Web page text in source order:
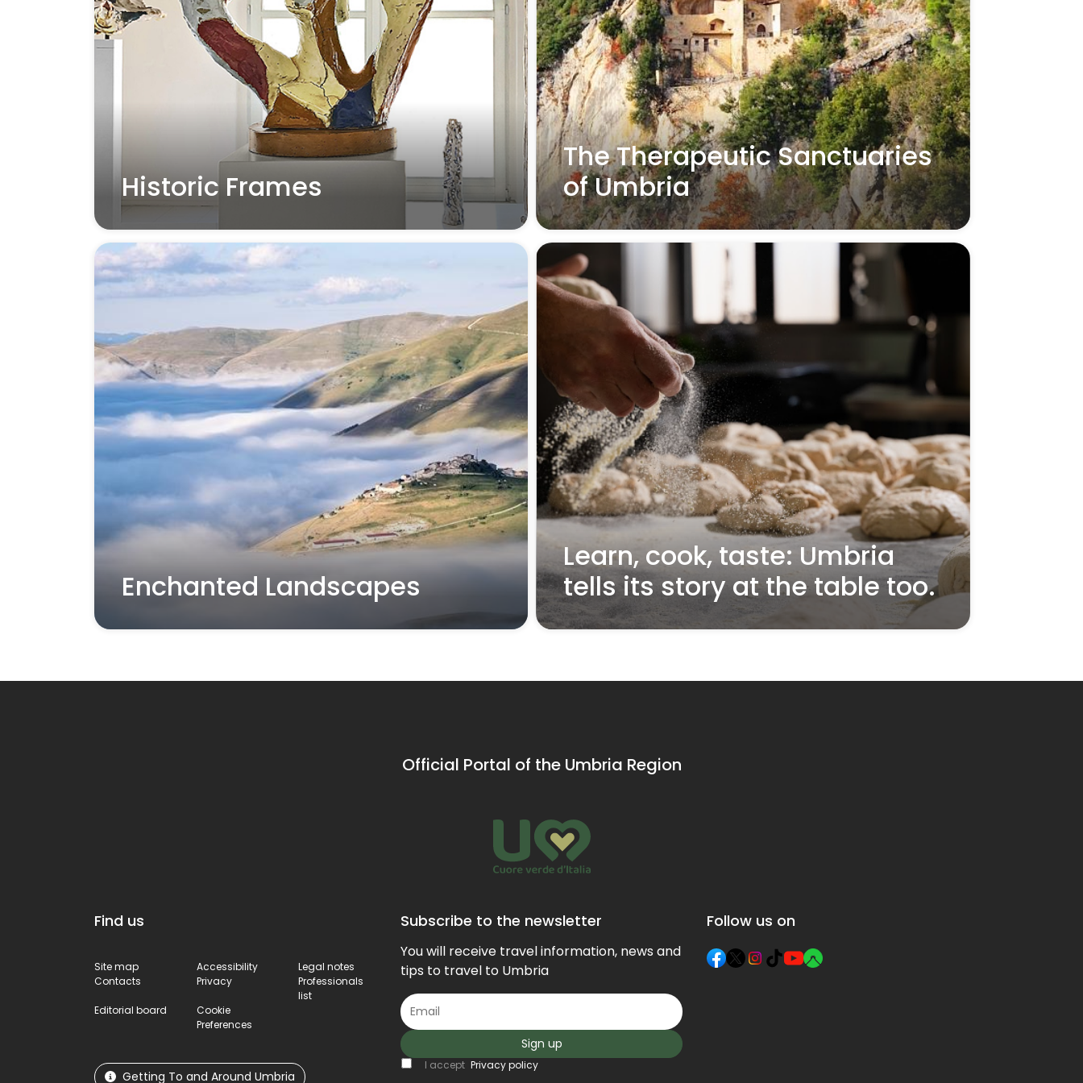
Historic Frames
Read more
The Therapeutic Sanctuaries
of Umbria
Read more
Enchanted Landscapes
Read more
Learn, cook, taste: Umbria
tells its story at the table too.
Read more
Official Portal of the Umbria Region
Find us
Site map Accessibility
Legal notes
Contacts
Privacy
Professionals
list
Editorial board
Cookie
Preferences
Getting To and Around Umbria
Subscribe to the newsletter
You will receive travel information, news and
tips to travel to Umbria
Sign up
I accept Privacy policy
Follow us on